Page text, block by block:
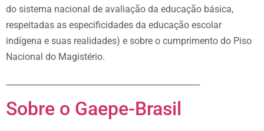
do sistema nacional de avaliação da educação básica,
respeitadas as especificidades da educação escolar
indígena e suas realidades) e sobre o cumprimento do Piso
Nacional do Magistério.
Sobre o Gaepe-Brasil